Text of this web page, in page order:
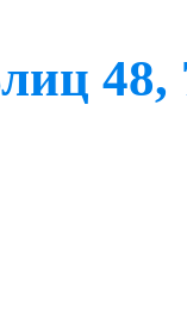
48,